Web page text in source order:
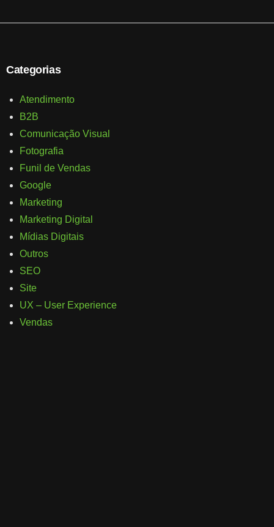
Categorias
Atendimento
B2B
Comunicação Visual
Fotografia
Funil de Vendas
Google
Marketing
Marketing Digital
Mídias Digitais
Outros
SEO
Site
UX – User Experience
Vendas